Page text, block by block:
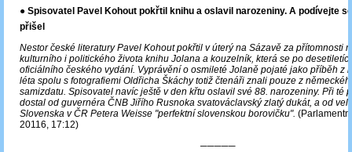
● Spisovatel Pavel Kohout pokřtil knihu a oslavil narozeniny. A podívejte
přišel
Nestor české literatury Pavel Kohout pokřtil v úterý na Sázavě za přítomnosti
kulturního i politického života knihu Jolana a kouzelník, která se po
oficiálního českého vydání. Vyprávění o osmileté Jolaně pojaté jako příběh z
léta spolu s fotografiemi Oldřicha Škáchy totiž čtenáři znali pouze z
samizdatu. Spisovatel navíc ještě v den křtu oslavil své 88. narozeniny. Při té
dostal od guvernéra ČNB Jiřího Rusnoka svatováclavský zlatý dukát, a od
Slovenska v ČR Petera Weisse "perfektní slovenskou borovičku".
20116, 17:12)
─────